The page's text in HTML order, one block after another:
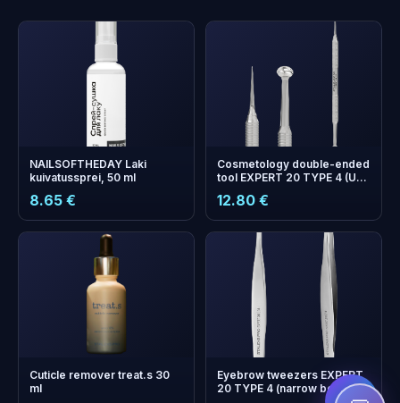
NAILSOFTHEDAY Laki
kuivatussprei, 50 ml
8.65 €
Cosmetology double-ended
tool EXPERT 20 TYPE 4 (Uno
straight)
12.80 €
Cuticle remover treat.s 30
ml
Eyebrow tweezers EXPERT
20 TYPE 4 (narrow beveled)
boonuspunkti
Kogu ja säästa järgmisel